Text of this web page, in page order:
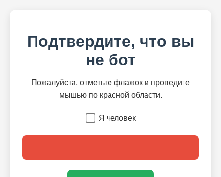
Подтвердите, что вы
не бот
Пожалуйста, отметьте флажок и проведите
мышью по красной области.
Я человек